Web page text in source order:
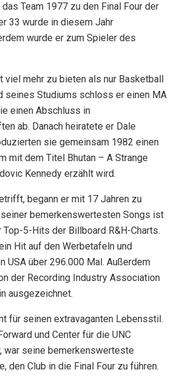
Team 1977 zu den Final Four der
33 wurde in diesem Jahr
wurde er zum Spieler des
viel mehr zu bieten als nur Basketball
seines Studiums schloss er einen MA
einen Abschluss in
ab. Danach heiratete er Dale
sie gemeinsam 1982 einen
mit dem Titel Bhutan – A Strange
Kennedy erzählt wird.
begann er mit 17 Jahren zu
bemerkenswertesten Songs ist
Top-5-Hits der Billboard R&H-Charts.
Hit auf den Werbetafeln und
USA über 296.000 Mal. Außerdem
der Recording Industry Association
ausgezeichnet.
für seinen extravaganten Lebensstil.
und Center für die UNC
war seine bemerkenswerteste
den Club in die Final Four zu führen.